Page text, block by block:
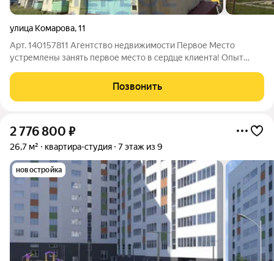
улица Комарова,11
Арт. 140157811 Агентство недвижимости Первое Место
устремлены занять первое место в сердце клиента! Опыт
многочисленных клиентов, семей города Уфы и
Благовещенска. Быстро и выгодно продаем
Позвонить
2 776 800 ₽
26,7 м² квартира-студия 7 этаж из 9
новостройка